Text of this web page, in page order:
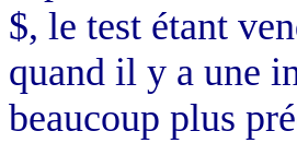
$, le test étant
quand il y a une
beaucoup plus